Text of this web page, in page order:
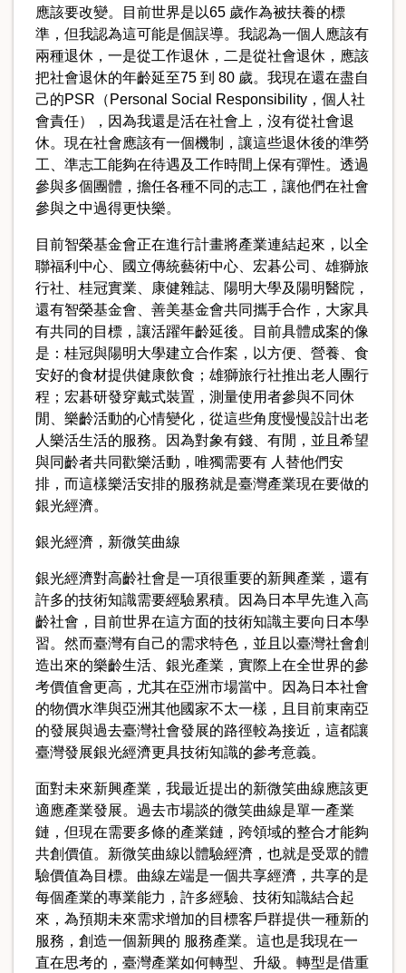
應該要改變。目前世界是以65 歲作為被扶養的標
準，但我認為這可能是個誤導。我認為一個人應該有
兩種退休，一是從工作退休，二是從社會退休，應該
把社會退休的年齡延至75 到 80 歲。我現在還在盡自
己的PSR（Personal Social Responsibility，個人社
會責任），因為我還是活在社會上，沒有從社會退
休。現在社會應該有一個機制，讓這些退休後的準勞
工、準志工能夠在待遇及工作時間上保有彈性。透過
參與多個團體，擔任各種不同的志工，讓他們在社會
參與之中過得更快樂。
目前智榮基金會正在進行計畫將產業連結起來，以全
聯福利中心、國立傳統藝術中心、宏碁公司、雄獅旅
行社、桂冠實業、康健雜誌、陽明大學及陽明醫院，
還有智榮基金會、善美基金會共同攜手合作，大家具
有共同的目標，讓活躍年齡延後。目前具體成案的像
是：桂冠與陽明大學建立合作案，以方便、營養、食
安好的食材提供健康飲食；雄獅旅行社推出老人團行
程；宏碁研發穿戴式裝置，測量使用者參與不同休
閒、樂齡活動的心情變化，從這些角度慢慢設計出老
人樂活生活的服務。因為對象有錢、有閒，並且希望
與同齡者共同歡樂活動，唯獨需要有 人替他們安
排，而這樣樂活安排的服務就是臺灣產業現在要做的
銀光經濟。
銀光經濟，新微笑曲線
銀光經濟對高齡社會是一項很重要的新興產業，還有
許多的技術知識需要經驗累積。因為日本早先進入高
齡社會，目前世界在這方面的技術知識主要向日本學
習。然而臺灣有自己的需求特色，並且以臺灣社會創
造出來的樂齡生活、銀光產業，實際上在全世界的參
考價值會更高，尤其在亞洲市場當中。因為日本社會
的物價水準與亞洲其他國家不太一樣，且目前東南亞
的發展與過去臺灣社會發展的路徑較為接近，這都讓
臺灣發展銀光經濟更具技術知識的參考意義。
面對未來新興產業，我最近提出的新微笑曲線應該更
適應產業發展。過去市場談的微笑曲線是單一產業
鏈，但現在需要多條的產業鏈，跨領域的整合才能夠
共創價值。新微笑曲線以體驗經濟，也就是受眾的體
驗價值為目標。曲線左端是一個共享經濟，共享的是
每個產業的專業能力，許多經驗、技術知識結合起
來，為預期未來需求增加的目標客戶群提供一種新的
服務，創造一個新興的 服務產業。這也是我現在一
直在思考的，臺灣產業如何轉型、升級。轉型是借重